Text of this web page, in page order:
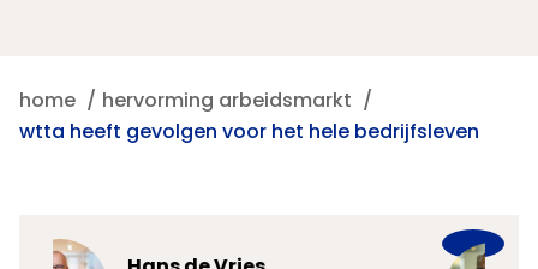
home
hervorming arbeidsmarkt
wtta heeft gevolgen voor het hele bedrijfsleven
Ruud Blaakman